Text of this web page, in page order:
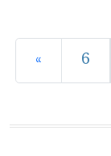
6
»